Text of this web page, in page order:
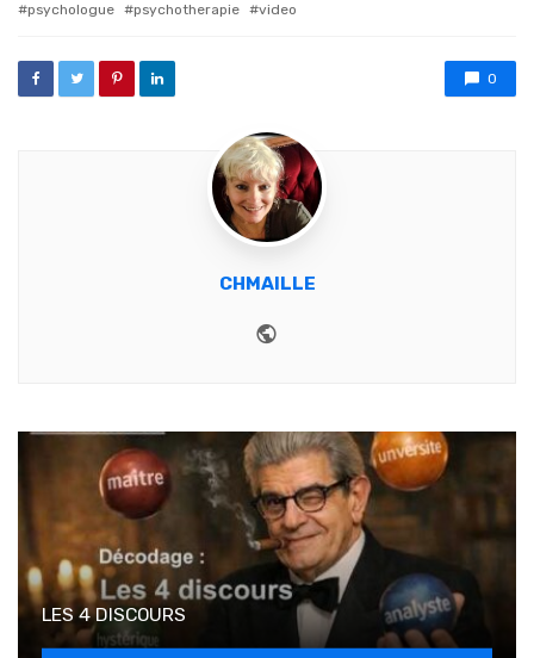
psychologue
psychotherapie video
0
CHMAILLE
LES 4 DISCOURS